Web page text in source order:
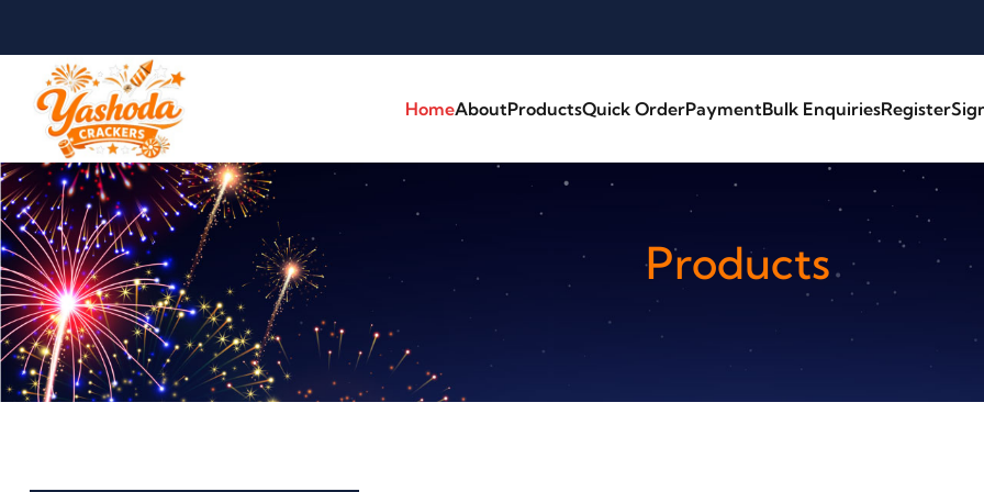
HomeAboutProductsQuick OrderPaymentBulk EnquiriesRegister
Products